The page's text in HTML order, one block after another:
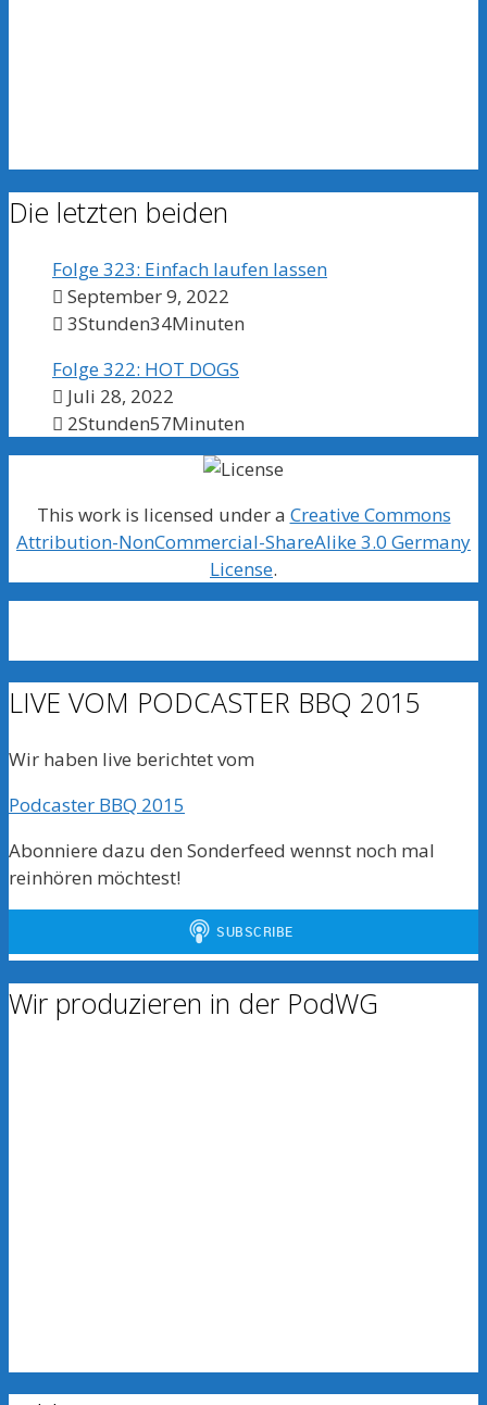
Die letzten beiden
Folge 323: Einfach laufen lassen
September 9, 2022
3Stunden34Minuten
Folge 322: HOT DOGS
Juli 28, 2022
2Stunden57Minuten
This work is licensed under a Creative Commons
Attribution-NonCommercial-ShareAlike 3.0 Germany
License.
LIVE VOM PODCASTER BBQ 2015
Wir haben live berichtet vom
Podcaster BBQ 2015
Abonniere dazu den Sonderfeed wennst noch mal
reinhören möchtest!
Wir produzieren in der PodWG